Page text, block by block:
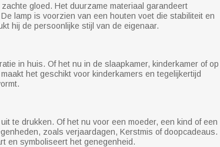
gloed. Het duurzame materiaal garandeert
lamp is voorzien van een houten voet die stabiliteit en
hij de persoonlijke stijl van de eigenaar.
in huis. Of het nu in de slaapkamer, kinderkamer of op
het geschikt voor kinderkamers en tegelijkertijd
te drukken. Of het nu voor een moeder, een kind of een
zoals verjaardagen, Kerstmis of doopcadeaus.
en symboliseert het genegenheid.